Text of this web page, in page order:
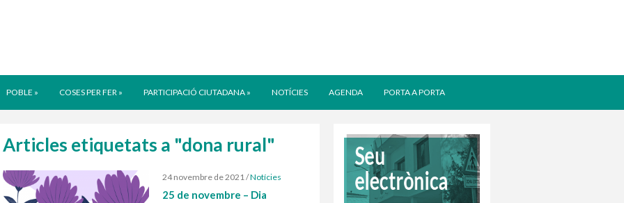
POBLE » COSES PER FER » PARTICIPACIÓ CIUTADANA » NOTÍCIES AGENDA PORTA A PORTA
Articles etiquetats a "dona rural"
24 novembre de 2021/Notícies
25 de novembre – Dia